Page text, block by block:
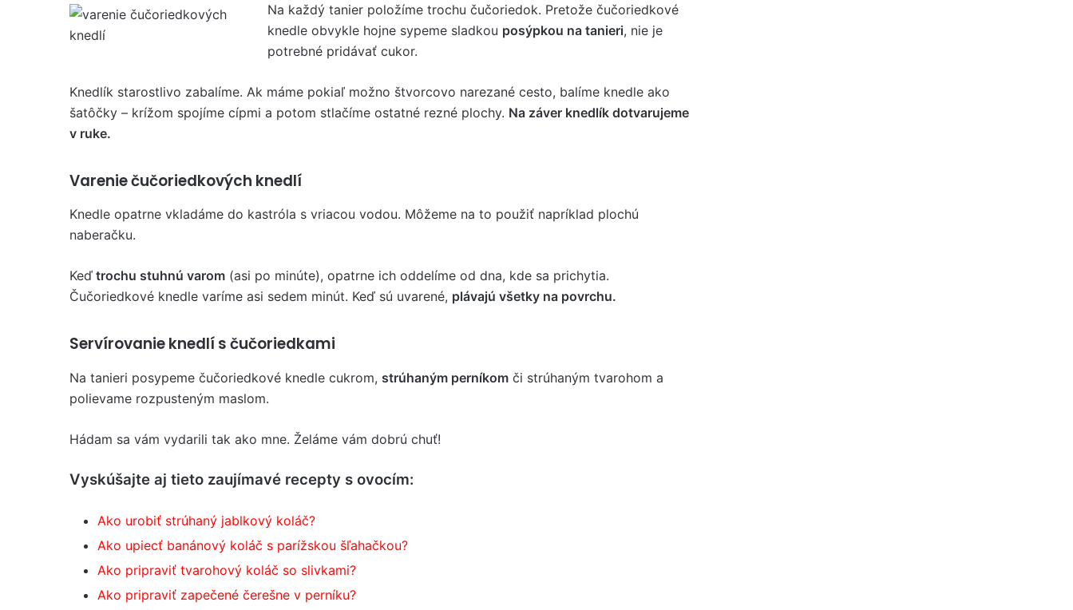
Na každý tanier položíme trochu čučoriedok. Pretože čučoriedkové
knedle obvykle hojne sypeme sladkou posýpkou na tanieri, nie je
potrebné pridávať cukor.
Knedlík starostlivo zabalíme. Ak máme pokiaľ možno štvorcovo narezané cesto, balíme knedle ako
šatôčky – krížom spojíme cípmi a potom stlačíme ostatné rezné plochy. Na záver knedlík dotvarujeme
v ruke.
Varenie čučoriedkových knedlí
Knedle opatrne vkladáme do kastróla s vriacou vodou. Môžeme na to použiť napríklad plochú
naberačku.
Keď trochu stuhnú varom (asi po minúte), opatrne ich oddelíme od dna, kde sa prichytia.
Čučoriedkové knedle varíme asi sedem minút. Keď sú uvarené, plávajú všetky na povrchu.
Servírovanie knedlí s čučoriedkami
Na tanieri posypeme čučoriedkové knedle cukrom, strúhaným perníkom či strúhaným tvarohom a
polievame rozpusteným maslom.
Hádam sa vám vydarili tak ako mne. Želáme vám dobrú chuť!
Vyskúšajte aj tieto zaujímavé recepty s ovocím:
Ako urobiť strúhaný jablkový koláč?
Ako upiecť banánový koláč s parížskou šľahačkou?
Ako pripraviť tvarohový koláč so slivkami?
Ako pripraviť zapečené čerešne v perníku?